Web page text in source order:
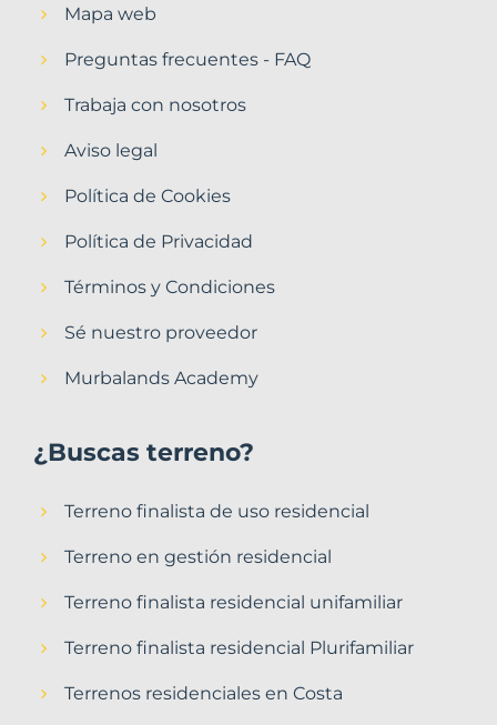
Mapa web
Preguntas frecuentes - FAQ
Trabaja con nosotros
Aviso legal
Política de Cookies
Política de Privacidad
Términos y Condiciones
Sé nuestro proveedor
Murbalands Academy
¿Buscas terreno?
Terreno finalista de uso residencial
Terreno en gestión residencial
Terreno finalista residencial unifamiliar
Terreno finalista residencial Plurifamiliar
Terrenos residenciales en Costa